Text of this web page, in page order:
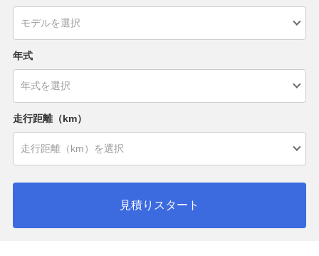
年式
走行距離（km）
見積りスタート